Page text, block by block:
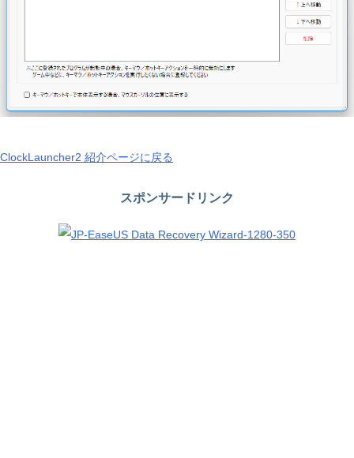
ClockLauncher2 紹介ページに戻る
スポンサードリンク